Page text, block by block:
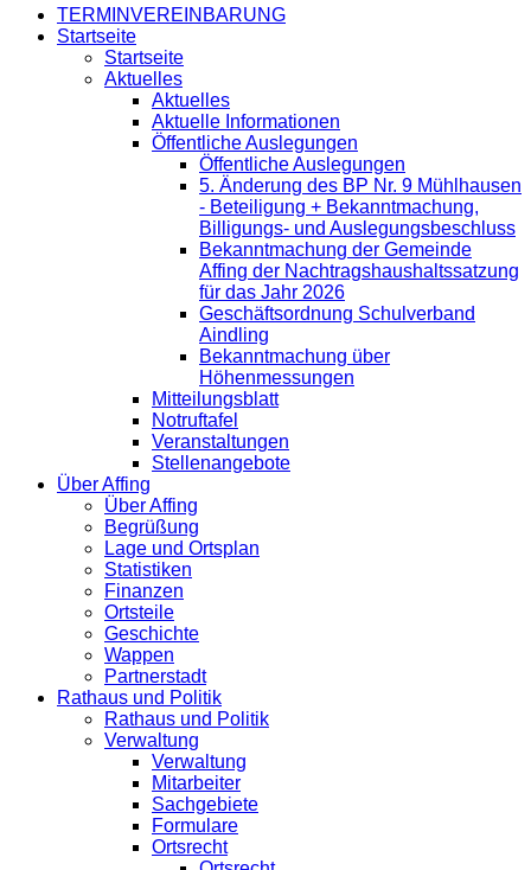
TERMINVEREINBARUNG
Startseite
Startseite
Aktuelles
Aktuelles
Aktuelle Informationen
Öffentliche Auslegungen
Öffentliche Auslegungen
5. Änderung des BP Nr. 9 Mühlhausen
- Beteiligung + Bekanntmachung,
Billigungs- und Auslegungsbeschluss
Bekanntmachung der Gemeinde
Affing der Nachtragshaushaltssatzung
für das Jahr 2026
Geschäftsordnung Schulverband
Aindling
Bekanntmachung über
Höhenmessungen
Mitteilungsblatt
Notruftafel
Veranstaltungen
Stellenangebote
Über Affing
Über Affing
Begrüßung
Lage und Ortsplan
Statistiken
Finanzen
Ortsteile
Geschichte
Wappen
Partnerstadt
Rathaus und Politik
Rathaus und Politik
Verwaltung
Verwaltung
Mitarbeiter
Sachgebiete
Formulare
Ortsrecht